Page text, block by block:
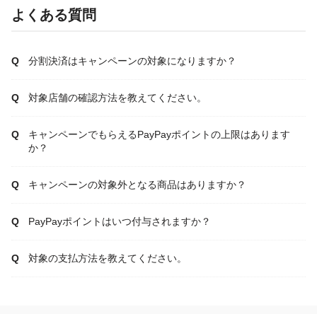
よくある質問
分割決済はキャンペーンの対象になりますか？
対象店舗の確認方法を教えてください。
キャンペーンでもらえるPayPayポイントの上限はあります
か？
キャンペーンの対象外となる商品はありますか？
PayPayポイントはいつ付与されますか？
対象の支払方法を教えてください。